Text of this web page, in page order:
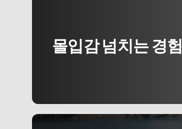
몰입감 넘치는 경험